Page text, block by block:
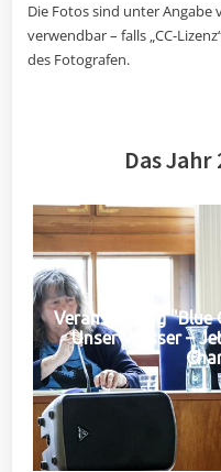
Die Fotos sind unter Angabe
verwendbar – falls „CC-
des Fotografen.
Das
Veranstaltung "Blue
Unser Wasser –